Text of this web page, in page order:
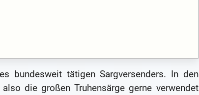
bundesweit tätigen Sargversenders. In den
die großen Truhensärge gerne verwendet